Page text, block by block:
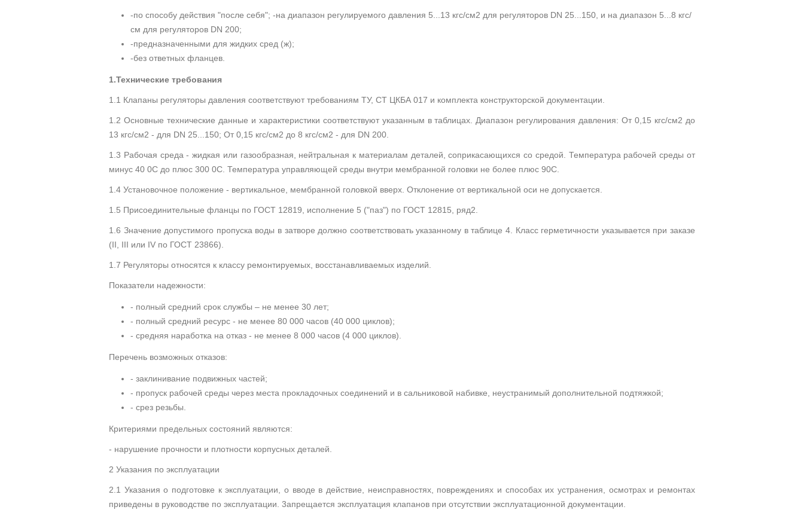
-по способу действия "после себя"; -на диапазон регулируемого давления 5...13 кгс/см2 для регуляторов DN 25...150, и на диапазон 5...8 кгс/
см для регуляторов DN 200;
-предназначенными для жидких сред (ж);
-без ответных фланцев.
1.Технические требования
1.1 Клапаны регуляторы давления соответствуют требованиям ТУ, СТ ЦКБА 017 и комплекта конструкторской документации.
1.2 Основные технические данные и характеристики соответствуют указанным в таблицах. Диапазон регулирования давления: От 0,15 кгс/см2 до
13 кгс/см2 - для DN 25...150; От 0,15 кгс/см2 до 8 кгс/см2 - для DN 200.
1.3 Рабочая среда - жидкая или газообразная, нейтральная к материалам деталей, соприкасающихся со средой. Температура рабочей среды от
минус 40 0С до плюс 300 0С. Температура управляющей среды внутри мембранной головки не более плюс 90С.
1.4 Установочное положение - вертикальное, мембранной головкой вверх. Отклонение от вертикальной оси не допускается.
1.5 Присоединительные фланцы по ГОСТ 12819, исполнение 5 ("паз") по ГОСТ 12815, ряд2.
1.6 Значение допустимого пропуска воды в затворе должно соответствовать указанному в таблице 4. Класс герметичности указывается при заказе
(II, III или IV по ГОСТ 23866).
1.7 Регуляторы относятся к классу ремонтируемых, восстанавливаемых изделий.
Показатели надежности:
- полный средний срок службы – не менее 30 лет;
- полный средний ресурс - не менее 80 000 часов (40 000 циклов);
- средняя наработка на отказ - не менее 8 000 часов (4 000 циклов).
Перечень возможных отказов:
- заклинивание подвижных частей;
- пропуск рабочей среды через места прокладочных соединений и в сальниковой набивке, неустранимый дополнительной подтяжкой;
- срез резьбы.
Критериями предельных состояний являются:
- нарушение прочности и плотности корпусных деталей.
2 Указания по эксплуатации
2.1 Указания о подготовке к эксплуатации, о вводе в действие, неисправностях, повреждениях и способах их устранения, осмотрах и ремонтах
приведены в руководстве по эксплуатации. 3апрещается эксплуатация клапанов при отсутствии эксплуатационной документации.